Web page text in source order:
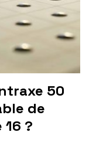
50
de
?